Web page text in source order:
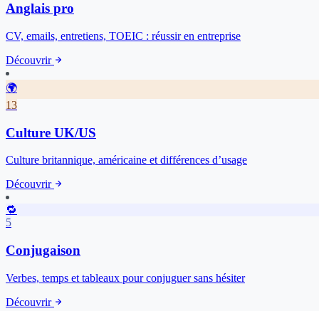
Anglais pro
CV, emails, entretiens, TOEIC : réussir en entreprise
Découvrir
🌍
13
Culture UK/US
Culture britannique, américaine et différences d’usage
Découvrir
🔁
5
Conjugaison
Verbes, temps et tableaux pour conjuguer sans hésiter
Découvrir